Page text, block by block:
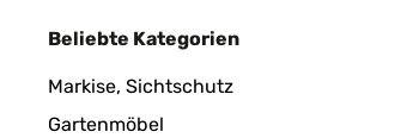
Beliebte Kategorien
Markise, Sichtschutz
Gartenmöbel